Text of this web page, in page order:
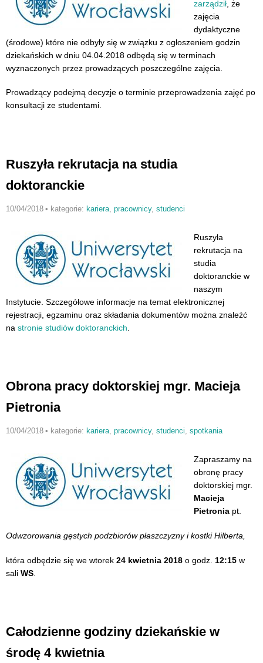
zarządził , że
zajęcia
dydaktyczne
(środowe) które nie odbyły się w związku z ogłoszeniem godzin
dziekańskich w dniu 04.04.2018 odbędą się w terminach
wyznaczonych przez prowadzących poszczególne zajęcia.
Prowadzący podejmą decyzje o terminie przeprowadzenia zajęć po
konsultacji ze studentami.
Ruszyła rekrutacja na studia
doktoranckie
10/04/2018 • kategorie: kariera, pracownicy, studenci
Ruszyła
rekrutacja na
studia
doktoranckie w
naszym
Instytucie. Szczegółowe informacje na temat elektronicznej
rejestracji, egzaminu oraz składania dokumentów można znaleźć
na stronie studiów doktoranckich
Obrona pracy doktorskiej mgr. Macieja
Pietronia
10/04/2018 • kategorie: kariera, pracownicy, studenci, spotkania
Zapraszamy na
obronę pracy
doktorskiej mgr.
Macieja
Pietronia pt.
Odwzorowania gęstych podzbiorów płaszczyzny i kostki Hilberta,
która odbędzie się we wtorek 24 kwietnia 2018 o godz. 12:15 w
sali WS
Całodzienne godziny dziekańskie w
środę 4 kwietnia